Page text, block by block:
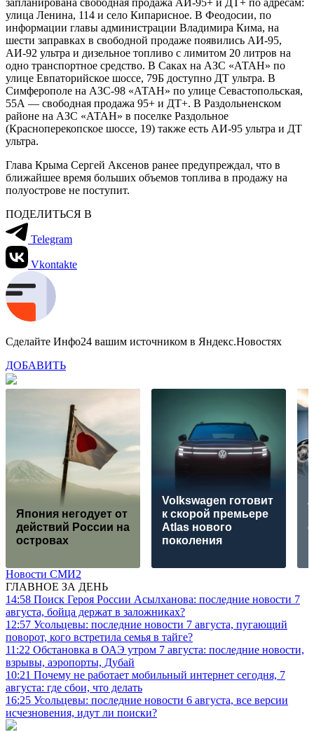
улица Ленина, 114 и село Кипарисное. В Феодосии, по
информации главы администрации Владимира Кима, на
шести заправках в свободной продаже появились АИ-95,
АИ-92 ультра и дизельное топливо с лимитом 20 литров на
одно транспортное средство. В Саках на АЗС «АТАН» по
улице Евпаторийское шоссе, 79Б доступно ДТ ультра. В
Симферополе на АЗС-98 «АТАН» по улице Севастопольская,
55А — свободная продажа 95+ и ДТ+. В Раздольненском
районе на АЗС «АТАН» в поселке Раздольное
(Красноперекопское шоссе, 19) также есть АИ-95 ультра и ДТ
ультра.
Глава Крыма Сергей Аксенов ранее предупреждал, что в
ближайшее время больших объемов топлива в продажу на
полуострове не поступит.
ПОДЕЛИТЬСЯ В
Telegram
Vkontakte
Сделайте Инфо24 вашим источником в Яндекс.Новостях
ДОБАВИТЬ
Япония негодует от
действий России на
островах
Volkswagen готовит
к скорой премьере
Atlas нового
поколения
Новости СМИ2
ГЛАВНОЕ ЗА ДЕНЬ
14:58 Поиск Героя России Асылханова: последние новости 7
августа, бойца держат в заложниках?
12:57 Усольцевы: последние новости 7 августа, пугающий
поворот, кого встретила семья в тайге?
11:22 Обстановка в ОАЭ утром 7 августа: последние новости,
взрывы, аэропорты, Дубай
10:21 Почему не работает мобильный интернет сегодня, 7
августа: где сбои, что делать
16:25 Усольцевы: последние новости 6 августа, все версии
исчезновения, идут ли поиски?